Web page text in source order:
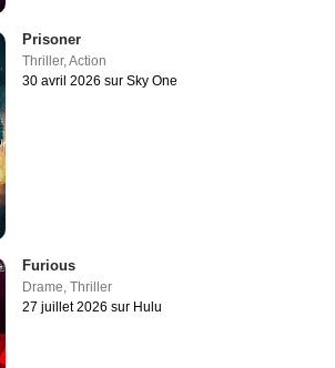
Prisoner
Thriller,Action
30 avril 2026 sur Sky One
Furious
Drame ,Thriller
27 juillet 2026 sur Hulu